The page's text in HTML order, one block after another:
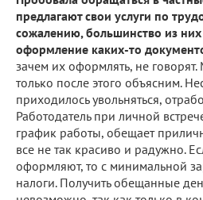
предлагают свои услуги по
сожалению, большинство из
оформление каких-то
зачем их оформлять, не говорят.
только после этого объясним.
приходилось увольняться,
Работодатель при личной
график работы, обещает
все не так красиво и радужно.
оформляют, то с минимальной
налоги. Получить обещанные